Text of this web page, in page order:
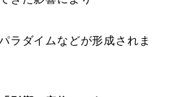
ラダイムなどが形成されま